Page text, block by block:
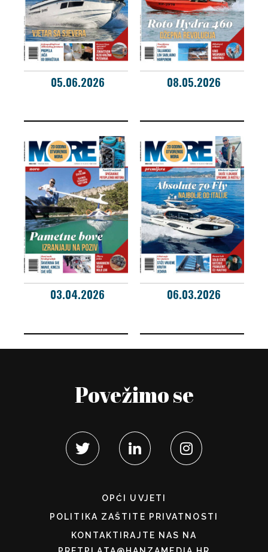
05.06.2026 08.05.2026
03.04.2026 06.03.2026
Povežimo se
OPĆI UVJETI
POLITIKA ZAŠTITE PRIVATNOSTI
KONTAKTIRAJTE NAS NA